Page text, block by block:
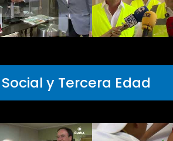
y Tercera Edad